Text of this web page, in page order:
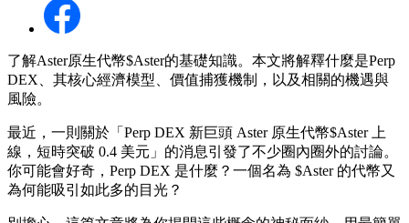
了解Aster原生代幣$Aster的基礎知識。本文將解釋什麼是Perp
DEX、其核心經濟模型、價值捕獲機制，以及相關的機遇與
風險。
最近，一則關於「Perp DEX 新巨頭 Aster 原生代幣$Aster 上
線，短時突破 0.4 美元」的消息引發了不少圈內圈外的討論。
你可能會好奇，Perp DEX 是什麼？一個名為 $Aster 的代幣又
為何能吸引如此多的目光？